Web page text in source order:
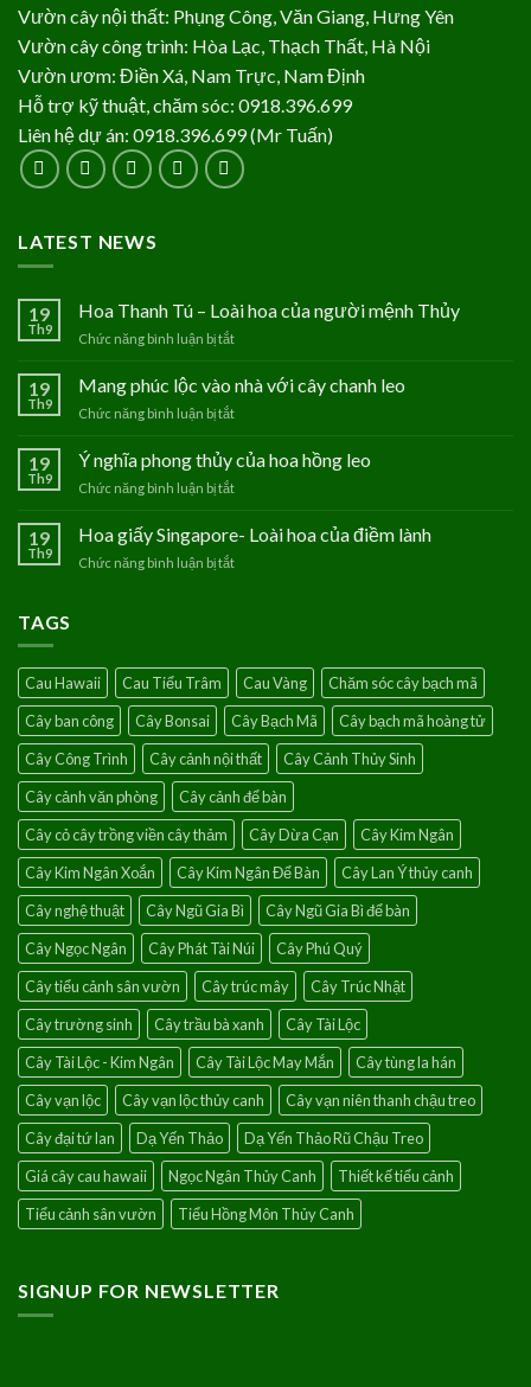
Vườn cây nội thất: Phụng Công, Văn Giang, Hưng Yên
Vườn cây công trình: Hòa Lạc, Thạch Thất, Hà Nội
Vườn ươm: Điền Xá, Nam Trực, Nam Định
Hỗ trợ kỹ thuật, chăm sóc: 0918.396.699
Liên hệ dự án: 0918.396.699 (Mr Tuấn)
LATEST NEWS
19
Th9
Hoa Thanh Tú – Loài hoa của người mệnh Thủy
Chức năng bình luận bị tắt
Thanh
hoa
Thủy
19
Th9
Mang phúc lộc vào nhà với cây chanh leo
Chức năng bình luận bị tắt
phúc
với
19
Th9
Ý nghĩa phong thủy của hoa hồng leo
Chức năng bình luận bị tắt
nghĩa
19
Th9
Hoa giấy Singapore- Loài hoa của điềm lành
Chức năng bình luận bị tắt
của
điềm
lành
TAGS
Cau Hawaii Cau Tiểu Trâm Cau Vàng
Chăm sóc cây bạch mã
Cây ban công
Cây Bonsai Cây Bạch Mã
Cây bạch mã hoàng tử
Cây Công Trình
Cây cảnh nội thất
Cây Cảnh Thủy Sinh
Cây cảnh văn phòng
Cây cảnh để bàn
Cây cỏ cây trồng viền cây thảm
Cây Dừa Cạn
Cây Kim Ngân
Cây Kim Ngân Xoắn
Cây Kim Ngân Để Bàn
Cây Lan Ý thủy canh
Cây nghệ thuật
Cây Ngũ Gia Bì
Cây Ngũ Gia Bì để bàn
Cây Ngọc Ngân
Cây Phát Tài Núi
Cây Phú Quý
Cây tiểu cảnh sân vườn
Cây trúc mây
Cây Trúc Nhật
Cây trường sinh
Cây trầu bà xanh
Cây Tài Lộc
Cây Tài Lộc - Kim Ngân
Cây Tài Lộc May Mắn
Cây tùng la hán
Cây vạn lộc
Cây vạn lộc thủy canh
Cây vạn niên thanh chậu treo
Cây đại tứ lan
Dạ Yến Thảo
Dạ Yến Thảo Rũ Chậu Treo
Giá cây cau hawaii
Ngọc Ngân Thủy Canh
Thiết kế tiểu cảnh
Tiểu cảnh sân vườn
Tiểu Hồng Môn Thủy Canh
SIGNUP FOR NEWSLETTER